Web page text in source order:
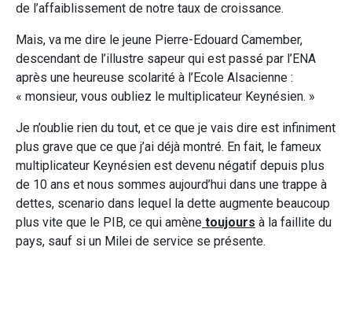
de l’affaiblissement de notre taux de croissance.
Mais, va me dire le jeune Pierre-Edouard Camember,
descendant de l’illustre sapeur qui est passé par l’ENA
après une heureuse scolarité à l’Ecole Alsacienne :
« monsieur, vous oubliez le multiplicateur Keynésien. »
Je n’oublie rien du tout, et ce que je vais dire est infiniment
plus grave que ce que j’ai déjà montré. En fait, le fameux
multiplicateur Keynésien est devenu négatif depuis plus
de 10 ans et nous sommes aujourd’hui dans une trappe à
dettes, scenario dans lequel la dette augmente beaucoup
plus vite que le PIB, ce qui amène toujours à la faillite du
pays, sauf si un Milei de service se présente.